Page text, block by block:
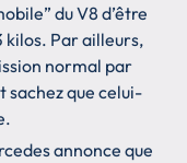
du V8 d’être
Par ailleurs,
normal par
sachez que celui-
annonce que